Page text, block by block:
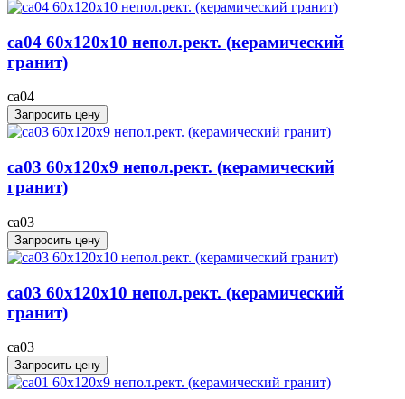
ca04 60x120x10 непол.рект. (керамический
гранит)
ca04
Запросить цену
ca03 60x120x9 непол.рект. (керамический
гранит)
ca03
Запросить цену
ca03 60x120x10 непол.рект. (керамический
гранит)
ca03
Запросить цену